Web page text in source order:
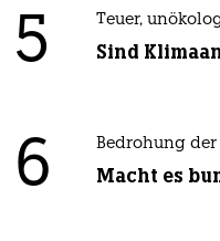
5 Teuer,
Sind
6 Bedrohung
Macht es